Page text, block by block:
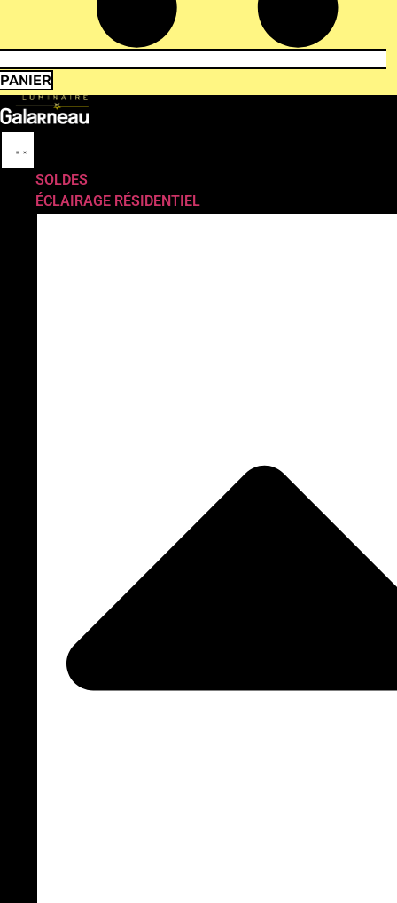
PANIER
SOLDES
ÉCLAIRAGE RÉSIDENTIEL